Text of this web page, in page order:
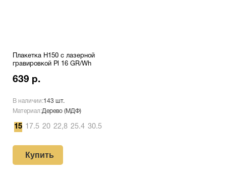
Плакетка H150 с лазерной
гравировкой Pl 16 GR/Wh
639 р.
В наличии:143 шт.
Материал:Дерево (МДФ)
15 17.5 20 22,8 25.4 30.5
Купить